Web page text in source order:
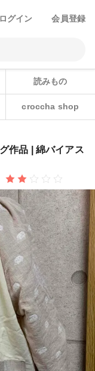
ログイン 会員登録
読みもの
croccha shop
作品 | 綿バイアス